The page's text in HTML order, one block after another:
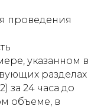
проведения
указанном в
разделах
за 24 часа до
объеме, в